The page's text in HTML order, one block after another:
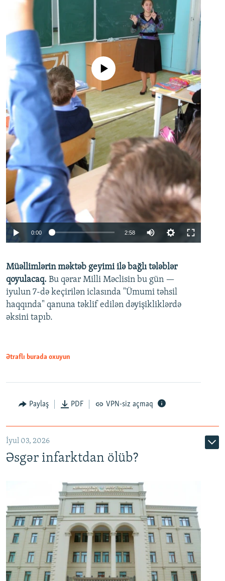
Auto 240p 360p 480p
720p 1080p
No media source currently available
0:00 2:58
360p
480p
720p
Müəllimlərin məktəb geyimi ilə bağlı tələblər
qoyulacaq. Bu qərar Milli Məclisin bu gün —
iyulun 7-də keçirilən iclasında "Ümumi təhsil
haqqında" qanuna təklif edilən dəyişikliklərdə
əksini tapıb.
Ətraflı burada oxuyun
Paylaş PDF VPN-siz açmaq
İyul 03, 2026
Əsgər infarktdan ölüb?